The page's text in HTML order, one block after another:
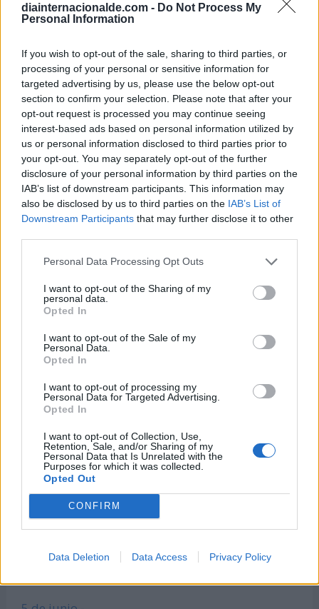
diainternacionalde.com - Do Not Process My
Personal Information
If you wish to opt-out of the sale, sharing to third parties, or
processing of your personal or sensitive information for
targeted advertising by us, please use the below opt-out
section to confirm your selection. Please note that after your
opt-out request is processed you may continue seeing
interest-based ads based on personal information utilized by
us or personal information disclosed to third parties prior to
your opt-out. You may separately opt-out of the further
disclosure of your personal information by third parties on the
IAB’s list of downstream participants. This information may
also be disclosed by us to third parties on the IAB’s List of
Downstream Participants that may further disclose it to other
Personal Data Processing Opt Outs
I want to opt-out of the Sharing of my
personal data.
Opted In
I want to opt-out of the Sale of my
Personal Data.
Opted In
I want to opt-out of processing my
Personal Data for Targeted Advertising.
Opted In
I want to opt-out of Collection, Use,
Retention, Sale, and/or Sharing of my
Personal Data that Is Unrelated with the
Purposes for which it was collected.
Opted Out
CONFIRM
Data Deletion Data Access Privacy Policy
Calendario Lunar
2027
Calculadoras
Calcula la diferencia entre fechas
Sumar o restar días o semanas a una
fecha
Calcular días hábiles
Calculadora de Calorías
Calculadora de índice de masa corporal
Todas las calculadoras
Únete al canal de WhatsApp
Entra en nuestro canal de Telegram
Días Más Buscados
8 de marzo -
Día Internacional de la Mujer
22 de marzo -